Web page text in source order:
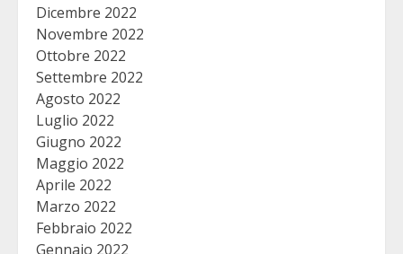
Dicembre 2022
Novembre 2022
Ottobre 2022
Settembre 2022
Agosto 2022
Luglio 2022
Giugno 2022
Maggio 2022
Aprile 2022
Marzo 2022
Febbraio 2022
Gennaio 2022